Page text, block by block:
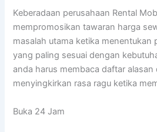
Keberadaan perusahaan Rental
mempromosikan tawaran harga
masalah utama ketika menentukan
yang paling sesuai dengan
anda harus membaca daftar alasan
menyingkirkan rasa ragu ketika
Buka 24 Jam